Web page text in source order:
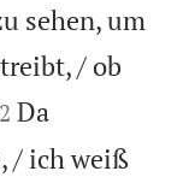
sehen, um
/ ob
Da
/ ich weiß